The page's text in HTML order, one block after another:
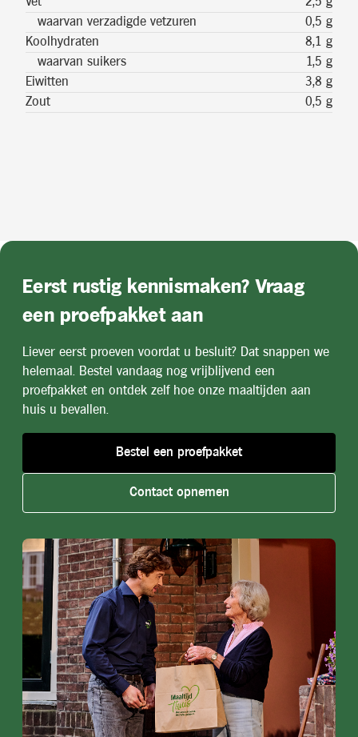
waarvan verzadigde vetzuren
0,5 g
Koolhydraten
8,1 g
waarvan suikers
1,5 g
Eiwitten
3,8 g
Zout
0,5 g
Eerst rustig kennismaken? Vraag
een proefpakket aan
Liever eerst proeven voordat u besluit? Dat snappen we
helemaal. Bestel vandaag nog vrijblijvend een
proefpakket en ontdek zelf hoe onze maaltijden aan
huis u bevallen.
Bestel een proefpakket
Contact opnemen